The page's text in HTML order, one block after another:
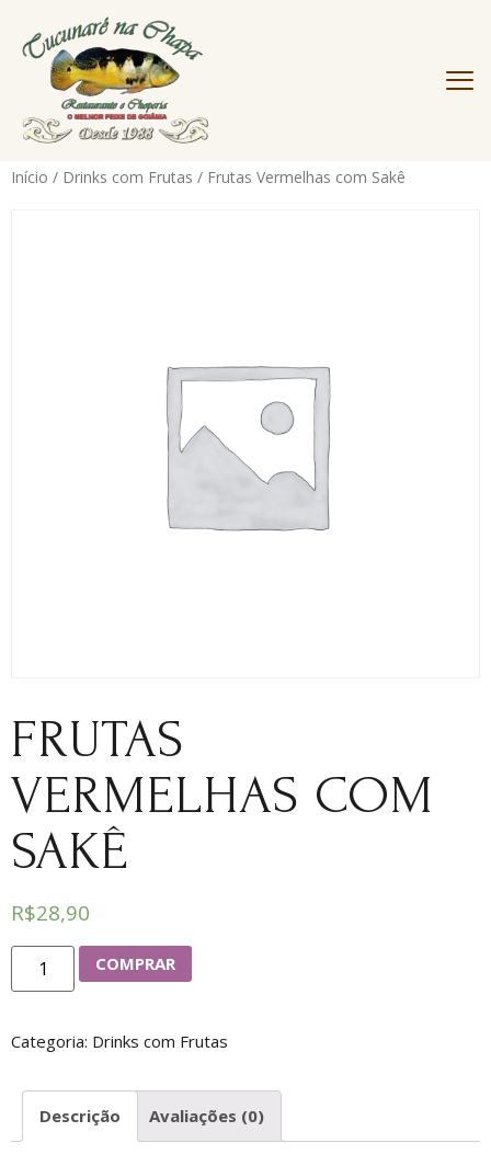
Início / Drinks com Frutas / Frutas Vermelhas com Sakê
FRUTAS
VERMELHAS COM
SAKÊ
R$28,90
COMPRAR
Categoria: Drinks com Frutas
Descrição Avaliações (0)